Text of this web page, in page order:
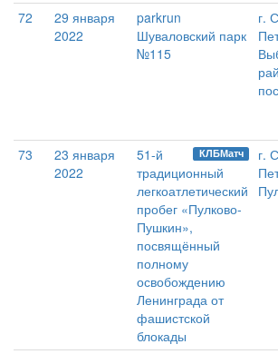
72
29 января
2022
parkrun
Шуваловский парк
№115
г.
73
23 января
2022
КЛБМатч
51-й
традиционный
легкоатлетический
пробег «Пулково-
Пушкин»,
посвящённый
полному
освобождению
Ленинграда от
фашистской
блокады
г.